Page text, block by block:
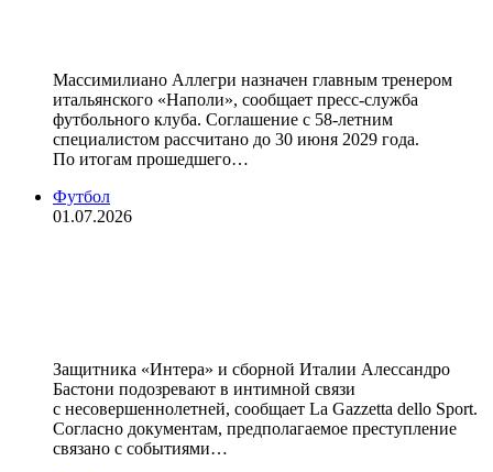
Массимилиано Аллегри назначен главным тренером
итальянского «Наполи», сообщает пресс‑служба
футбольного клуба. Соглашение с 58‑летним
специалистом рассчитано до 30 июня 2029 года.
По итогам прошедшего…
Футбол
01.07.2026
Защитника «Интера» и сборной Италии Алессандро
Бастони подозревают в интимной связи
с несовершеннолетней, сообщает La Gazzetta dello Sport.
Согласно документам, предполагаемое преступление
связано с событиями…